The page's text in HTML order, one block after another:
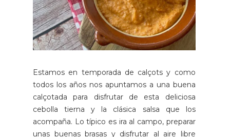
Estamos en temporada de calçots y como
todos los años nos apuntamos a una buena
calçotada para disfrutar de esta deliciosa
cebolla tierna y la clásica salsa que los
acompaña. Lo típico es ira al campo, preparar
unas buenas brasas y disfrutar al aire libre